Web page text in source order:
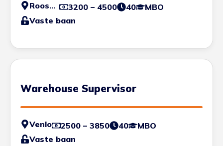
Roosendaal 3200 – 4500 40
MBO
Vaste baan
Warehouse Supervisor
Venlo 2500 – 3850 40
MBO
Vaste baan